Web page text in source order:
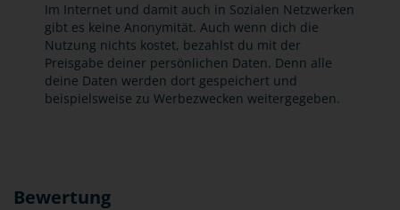
Im Internet und damit auch in Sozialen Netzwerken
gibt es keine Anonymität. Auch wenn dich die
Nutzung nichts kostet, bezahlst du mit der
Preisgabe deiner persönlichen Daten. Denn alle
deine Daten werden dort gespeichert und
beispielsweise zu Werbezwecken weitergegeben.
Bewertung